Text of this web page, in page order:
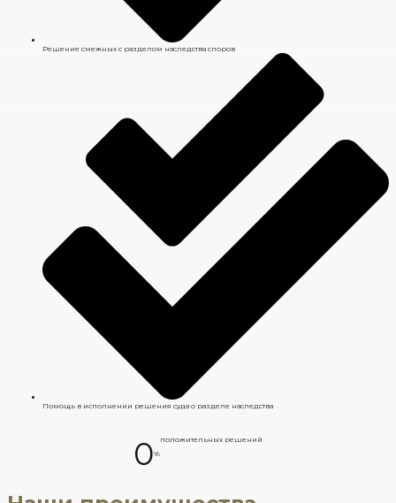
Решение смежных с разделом наследства споров
Помощь в исполнении решения суда о разделе наследства
0%
положительных решений